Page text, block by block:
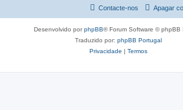
Apagar
Contacte-nos
Desenvolvido porphpBB® Forum Software © phpBB
Traduzido por: phpBB Portugal
Privacidade | Termos